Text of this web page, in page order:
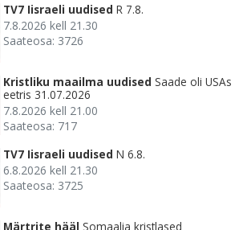
TV7 Iisraeli uudised R 7.8.
7.8.2026 kell 21.30
Saateosa: 3726
Kristliku maailma uudised Saade oli USAs
eetris 31.07.2026
7.8.2026 kell 21.00
Saateosa: 717
TV7 Iisraeli uudised N 6.8.
6.8.2026 kell 21.30
Saateosa: 3725
Märtrite hääl Somaalia kristlased